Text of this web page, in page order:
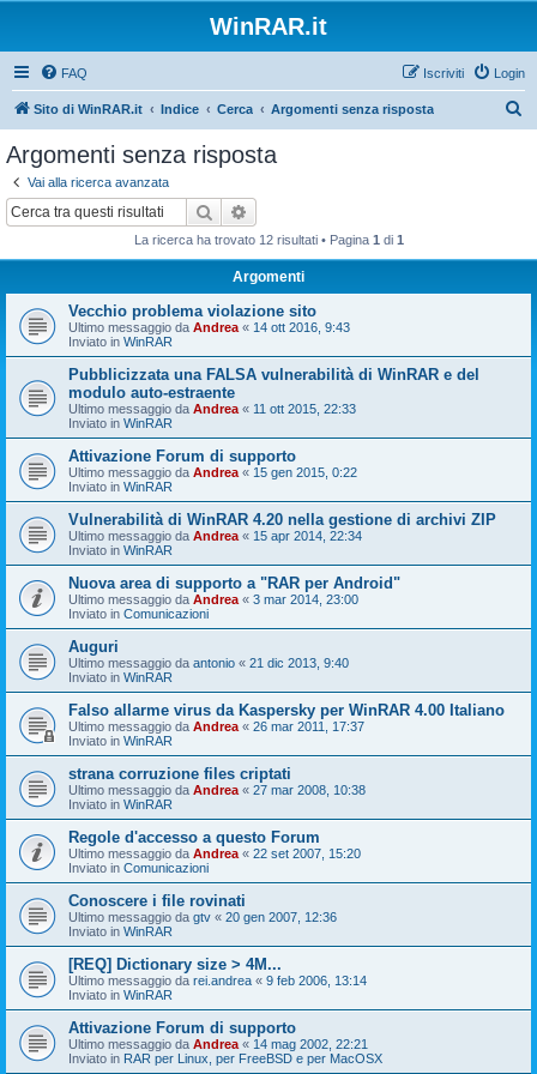
WinRAR.it
FAQ Login
Iscriviti
Sito di WinRAR.it Indice Cerca Argomenti senza risposta
Argomenti senza risposta
Vai alla ricerca avanzata
Cerca
La ricerca ha trovato 12 risultati • Pagina 1 di 1
Argomenti
Vecchio problema violazione sito
Ultimo messaggio da Andrea « 14 ott 2016, 9:43
Inviato in WinRAR
Pubblicizzata una FALSA vulnerabilità di WinRAR e del
modulo auto-estraente
Ultimo messaggio da Andrea « 11 ott 2015, 22:33
Inviato in WinRAR
Attivazione Forum di supporto
Ultimo messaggio da Andrea « 15 gen 2015, 0:22
Inviato in WinRAR
Vulnerabilità di WinRAR 4.20 nella gestione di archivi ZIP
Ultimo messaggio da Andrea « 15 apr 2014, 22:34
Inviato in WinRAR
Nuova area di supporto a "RAR per Android"
Ultimo messaggio da Andrea « 3 mar 2014, 23:00
Inviato in Comunicazioni
Auguri
Ultimo messaggio da antonio « 21 dic 2013, 9:40
Inviato in WinRAR
Falso allarme virus da Kaspersky per WinRAR 4.00 Italiano
Ultimo messaggio da Andrea « 26 mar 2011, 17:37
Inviato in WinRAR
strana corruzione files criptati
Ultimo messaggio da Andrea « 27 mar 2008, 10:38
Inviato in WinRAR
Regole d'accesso a questo Forum
Ultimo messaggio da Andrea « 22 set 2007, 15:20
Inviato in Comunicazioni
Conoscere i file rovinati
Ultimo messaggio da gtv « 20 gen 2007, 12:36
Inviato in WinRAR
[REQ] Dictionary size > 4M...
Ultimo messaggio da rei.andrea « 9 feb 2006, 13:14
Inviato in WinRAR
Attivazione Forum di supporto
Ultimo messaggio da Andrea « 14 mag 2002, 22:21
Inviato in RAR per Linux, per FreeBSD e per MacOSX